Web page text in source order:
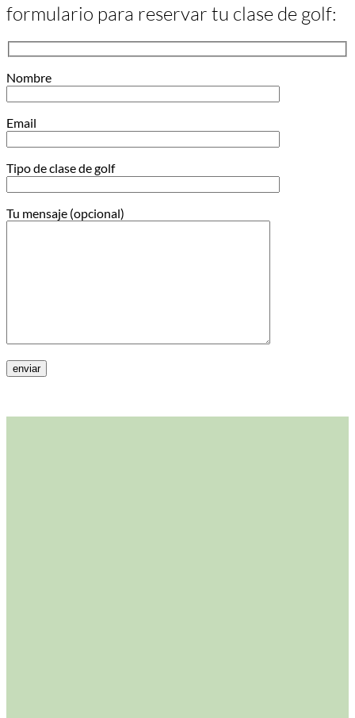
formulario para reservar tu clase de golf:
Nombre
Email
Tipo de clase de golf
Tu mensaje (opcional)